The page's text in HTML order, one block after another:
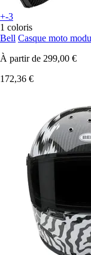
+-3
1 coloris
Bell Casque moto
À partir de 299,00 €
172,36 €